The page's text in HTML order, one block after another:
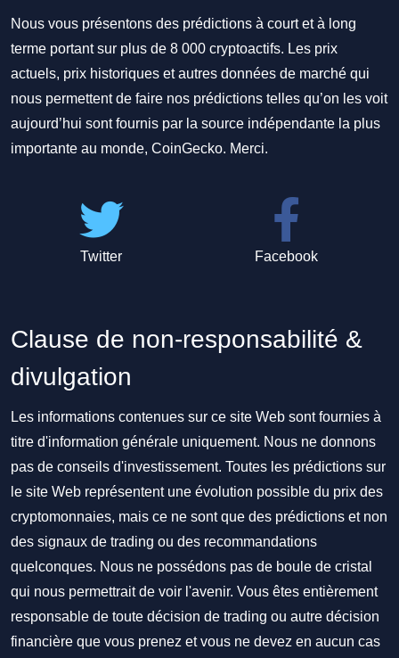
Nous vous présentons des prédictions à court et à long
terme portant sur plus de 8 000 cryptoactifs. Les prix
actuels, prix historiques et autres données de marché qui
nous permettent de faire nos prédictions telles qu’on les voit
aujourd’hui sont fournis par la source indépendante la plus
importante au monde, CoinGecko. Merci.
Twitter Facebook
Clause de non-responsabilité &
divulgation
Les informations contenues sur ce site Web sont fournies à
titre d'information générale uniquement. Nous ne donnons
pas de conseils d'investissement. Toutes les prédictions sur
le site Web représentent une évolution possible du prix des
cryptomonnaies, mais ce ne sont que des prédictions et non
des signaux de trading ou des recommandations
quelconques. Nous ne possédons pas de boule de cristal
qui nous permettrait de voir l'avenir. Vous êtes entièrement
responsable de toute décision de trading ou autre décision
financière que vous prenez et vous ne devez en aucun cas